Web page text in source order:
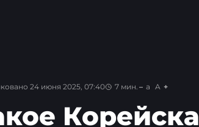
24 июня 2025, 07:40 7 мин. a A